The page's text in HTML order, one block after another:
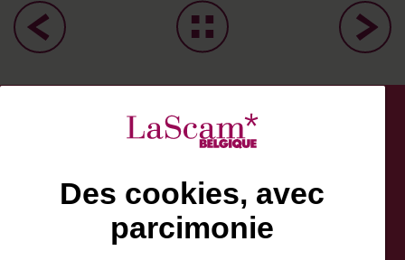
BlueskyLinkedin
Instagram
NewsLetter
Des cookies, avec
parcimonie